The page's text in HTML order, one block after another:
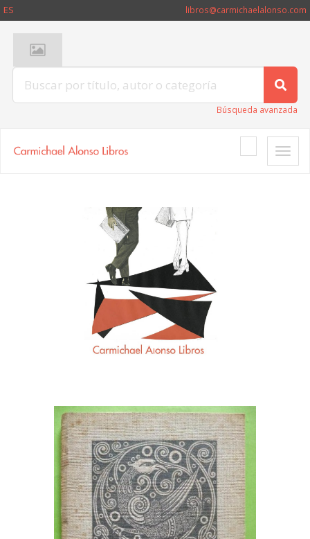
ES libros@carmichaelalonso.com
Búsqueda avanzada
Toggle